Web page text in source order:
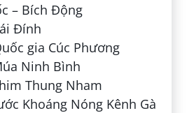
– Bích Động
Đính
gia Cúc Phương
Ninh Bình
Thung Nham
Khoáng Nóng Kênh Gà